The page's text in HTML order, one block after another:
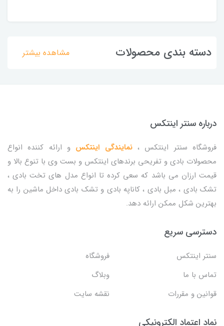
دسته بندی محصولات مشاهده بیشتر
درباره سنتر اینتکس
فروشگاه سنتر اینتکس ،نمایندگی اینتکس و ارائه کننده انواع
محصولات بادی و تفریحی برندهای اینتکس و بست وی با تنوع بالا و
قیمت ارزان می باشد که سعی کرده تا انواع مدل های تخت بادی ،
تشک بادی ، مبل بادی ، کاناپه بادی و تشک بادی داخل ماشین را به
بهترین شکل ممکن ارائه دهد.
دسترسی سریع
سنتر اینتکس
فروشگاه
تماس با ما
وبلاگ
قوانین و مقررات
نقشه سایت
نماد اعتماد الکترونیکی